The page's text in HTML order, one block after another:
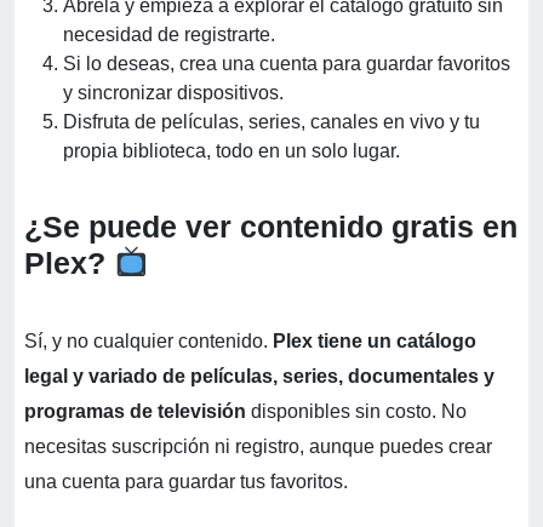
Ábrela y empieza a explorar el catálogo gratuito sin
necesidad de registrarte.
Si lo deseas, crea una cuenta para guardar favoritos
y sincronizar dispositivos.
Disfruta de películas, series, canales en vivo y tu
propia biblioteca, todo en un solo lugar.
¿Se puede ver contenido gratis en
Plex?
Sí, y no cualquier contenido. Plex tiene un catálogo
legal y variado de películas, series, documentales y
programas de televisión disponibles sin costo. No
necesitas suscripción ni registro, aunque puedes crear
una cuenta para guardar tus favoritos.